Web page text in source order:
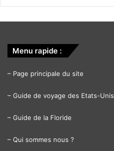
Menu rapide :
– Page principale du site
– Guide de voyage des Etats-Unis
– Guide de la Floride
– Qui sommes nous ?